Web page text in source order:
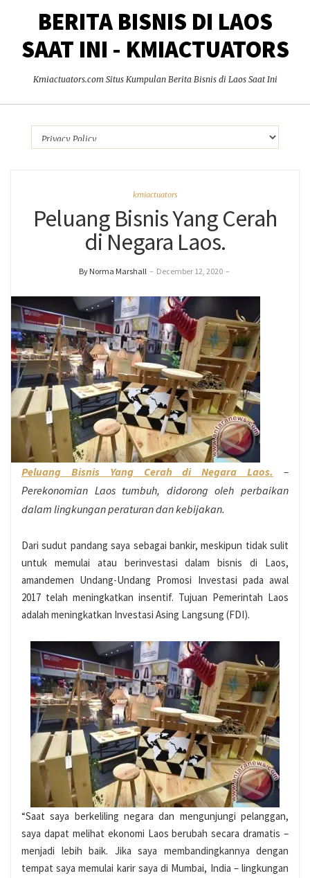
BERITA BISNIS DI LAOS
SAAT INI - KMIACTUATORS
Kmiactuators.com Situs Kumpulan Berita Bisnis di Laos Saat Ini
kmiactuators
Peluang Bisnis Yang Cerah
di Negara Laos.
By Norma Marshall – December 12, 2020 –
Peluang Bisnis Yang Cerah di Negara Laos.
–
Perekonomian Laos tumbuh, didorong oleh perbaikan
dalam lingkungan peraturan dan kebijakan.
Dari sudut pandang saya sebagai bankir, meskipun tidak sulit
untuk memulai atau berinvestasi dalam bisnis di Laos,
amandemen Undang-Undang Promosi Investasi pada awal
2017 telah meningkatkan insentif. Tujuan Pemerintah Laos
adalah meningkatkan Investasi Asing Langsung (FDI).
“Saat saya berkeliling negara dan mengunjungi pelanggan,
saya dapat melihat ekonomi Laos berubah secara dramatis –
menjadi lebih baik. Jika saya membandingkannya dengan
tempat saya memulai karir saya di Mumbai, India – lingkungan